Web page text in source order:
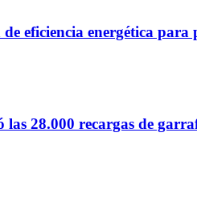
eficiencia energética para
28.000 recargas de